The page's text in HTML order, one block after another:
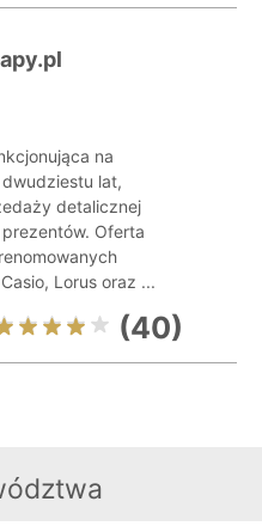
na
lat,
detalicznej
Oferta
Lorus oraz ...
(40)